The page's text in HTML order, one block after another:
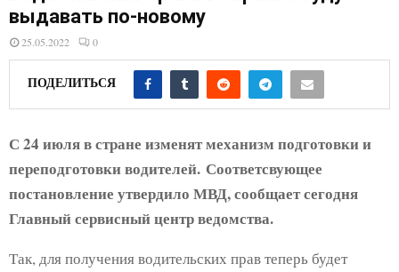
E
N
U
выдавать по-новому
25.05.2022 0
ПОДЕЛИТЬСЯ
С 24 июля в стране изменят механизм подготовки и
переподготовки водителей. Соответсвующее
постановление утвердило МВД, сообщает сегодня
Главный сервисный центр ведомства.
Так, для получения водительских прав теперь будет